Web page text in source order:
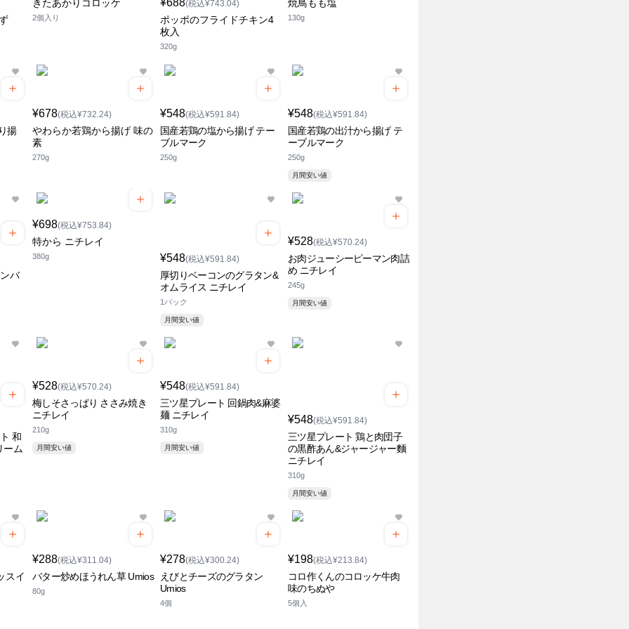
きたあかりコロッケ
2個入り
¥688(税込¥743.04)
ポッポのフライドチキン4
枚入
320g
焼鳥もも塩
130g
揚
¥678(税込¥732.24)
やわらか若鶏から揚げ 味の
素
270g
¥548(税込¥591.84)
国産若鶏の塩から揚げ テー
ブルマーク
250g
¥548(税込¥591.84)
国産若鶏の出汁から揚げ テ
ーブルマーク
250g
月間安い値
バ
¥698(税込¥753.84)
特から ニチレイ
380g ¥548(税込¥591.84)
厚切りベーコンのグラタン&
オムライス ニチレイ
1パック
月間安い値
¥528(税込¥570.24)
お肉ジューシーピーマン肉詰
め ニチレイ
245g
月間安い値
和
ーム
¥528(税込¥570.24)
梅しそさっぱり ささみ焼き
ニチレイ
210g
月間安い値
¥548(税込¥591.84)
三ツ星プレート 回鍋肉&麻婆
麺 ニチレイ
310g
月間安い値
¥548(税込¥591.84)
三ツ星プレート 鶏と肉団子
の黒酢あん&ジャージャー麵
ニチレイ
310g
月間安い値
スイ
¥288(税込¥311.04)
バター炒めほうれん草 Umios
80g
¥278(税込¥300.24)
えびとチーズのグラタン
Umios
4個
¥198(税込¥213.84)
コロ作くんのコロッケ牛肉
味のちぬや
5個入